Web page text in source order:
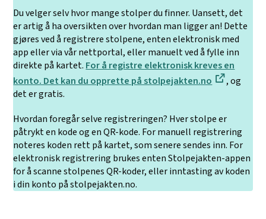
Du velger selv hvor mange stolper du finner. Uansett, det
er artig å ha oversikten over hvordan man ligger an! Dette
gjøres ved å registrere stolpene, enten elektronisk med
app eller via vår nettportal, eller manuelt ved å fylle inn
direkte på kartet. For å registre elektronisk kreves en
konto. Det kan du opprette på stolpejakten.no
, og
det er gratis.
Hvordan foregår selve registreringen? Hver stolpe er
påtrykt en kode og en QR-kode. For manuell registrering
noteres koden rett på kartet, som senere sendes inn. For
elektronisk registrering brukes enten Stolpejakten-appen
for å scanne stolpenes QR-koder, eller inntasting av koden
i din konto på stolpejakten.no.